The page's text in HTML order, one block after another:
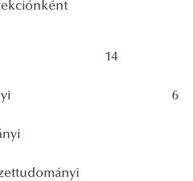
14
6